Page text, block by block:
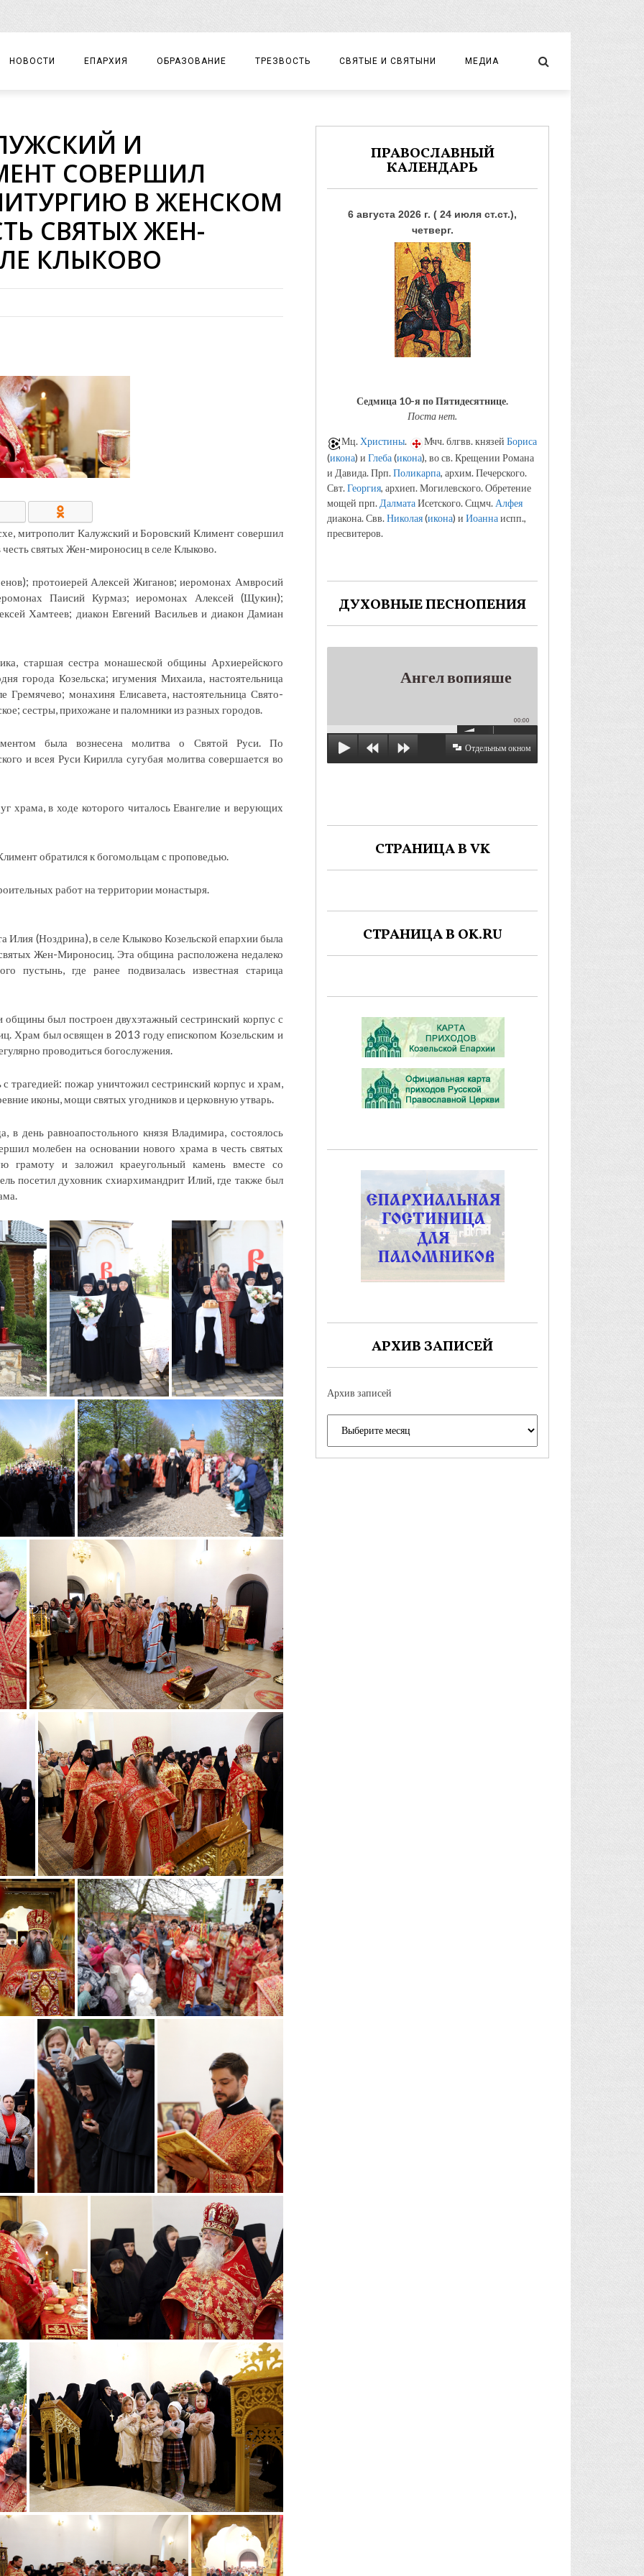
НОВОСТИ ЕПАРХИЯ
ЕПАРХИАЛЬНОЕ УПРАВЛЕНИЕ
ДОКУМЕНТЫ
ЕПАРХИАЛЬНЫЕ ОТДЕЛЫ
ДУХОВЕНСТВО
БЛАГОЧИНИЯ
ХРАМЫ И МОНАСТЫРИ
МАТЕРИАЛЫ
ОБРАЗОВАНИЕ
ДЕТСКИЙ ТУРИЗМ
ТРЕЗВОСТЬ СВЯТЫЕ И СВЯТЫНИ МЕДИА
ФОТО
И
СОВЕРШИЛ
В ЖЕНСКОМ
СВЯТЫХ ЖЕН-
КЛЫКОВО
митрополит Калужский и Боровский Климент совершил
святых Жен-мироносиц в селе Клыково.
протоиерей Алексей Жиганов; иеромонах Амвросий
Паисий Курмаз; иеромонах Алексей (Щукин);
Хамтеев; диакон Евгений Васильев и диакон Дамиан
старшая сестра монашеской общины Архиерейского
города Козельска; игумения Михаила, настоятельница
монахиня Елисавета, настоятельница Свято-
сестры, прихожане и паломники из разных городов.
была вознесена молитва о Святой Руси. По
и всея Руси Кирилла сугубая молитва совершается во
храма, в ходе которого читалось Евангелие и верующих
обратился к богомольцам с проповедью.
работ на территории монастыря.
(Ноздрина), в селе Клыково Козельской епархии была
Жен-Мироносиц. Эта община расположена недалеко
пустынь, где ранее подвизалась известная старица
был построен двухэтажный сестринский корпус с
Храм был освящен в 2013 году епископом Козельским и
проводиться богослужения.
трагедией: пожар уничтожил сестринский корпус и храм,
иконы, мощи святых угодников и церковную утварь.
день равноапостольного князя Владимира, состоялось
молебен на основании нового храма в честь святых
грамоту и заложил краеугольный камень вместе со
посетил духовник схиархимандрит Илий, где также был
ПРАВОСЛАВНЫЙ
КАЛЕНДАРЬ
6 августа 2026 г. ( 24 июля ст.ст.),
четверг.
Седмица 10-я по Пятидесятнице.
Поста нет.
Мц. Христины. Мчч. блгвв. князей Бориса
(икона) и Глеба(икона), во св. Крещении Романа
и Давида. Прп.Поликарпа, архим. Печерского.
Свт.Георгия, архиеп. Могилевского. Обретение
мощей прп. ДалматаИсетского. Сщмч. Алфея
диакона. Свв.Николая(икона) и Иоаннаиспп.,
пресвитеров.
ДУХОВНЫЕ ПЕСНОПЕНИЯ
Ангел вопияше
00:00
Отдельным окном
СТРАНИЦА В VK
СТРАНИЦА В OK.RU
АРХИВ ЗАПИСЕЙ
Архив записей